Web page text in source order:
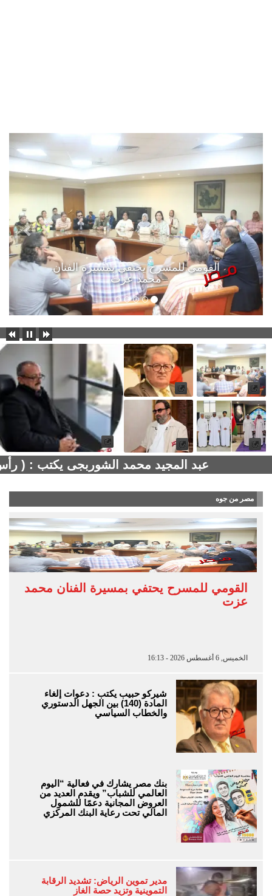
القومي للمسرح يحتفي بمسيرة الفنان
محمد عزت
عبد المجيد محمد الشوربجى يكتب : (
مصر من جوه
القومي للمسرح يحتفي بمسيرة الفنان محمد
عزت
الخميس, 6 أغسطس 2026 - 16:13
شيركو حبيب يكتب : دعوات إلغاء
المادة (140) بين الجهل الدستوري
والخطاب السياسي
بنك مصر يشارك في فعالية “اليوم
العالمي للشباب” ويقدم العديد من
العروض المجانية دعمًا للشمول
المالي تحت رعاية البنك المركزي
مدير تموين الرياض: تشديد الرقابة
التموينية وتزيد حصة الغاز